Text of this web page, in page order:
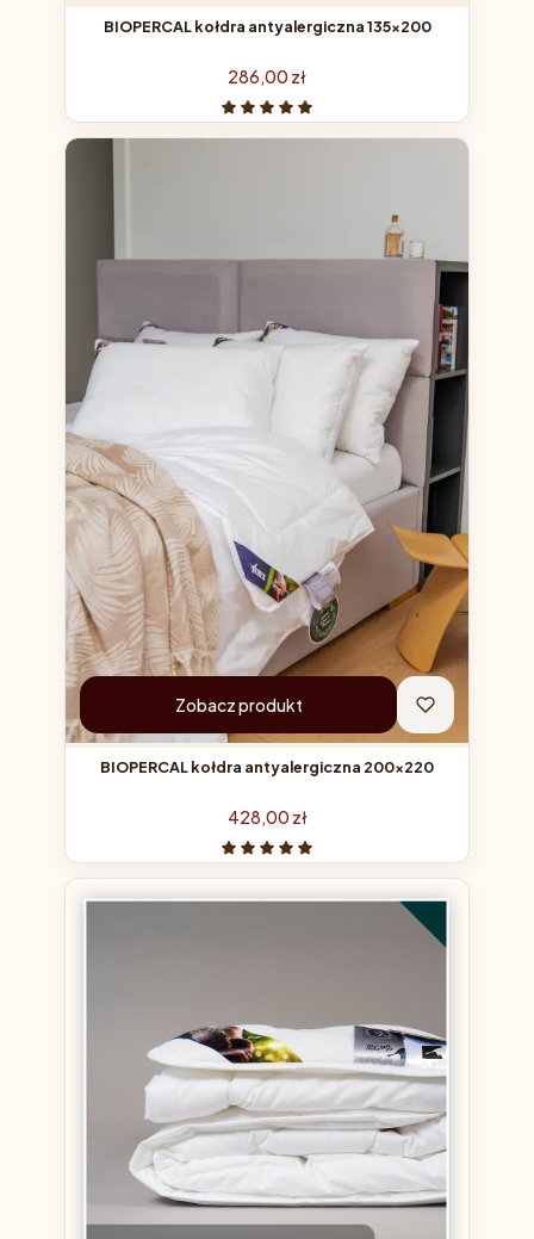
BIOPERCAL kołdra antyalergiczna 135x200
Cena
286,00 zł
Zobacz produkt
BIOPERCAL kołdra antyalergiczna 200x220
Cena
428,00 zł